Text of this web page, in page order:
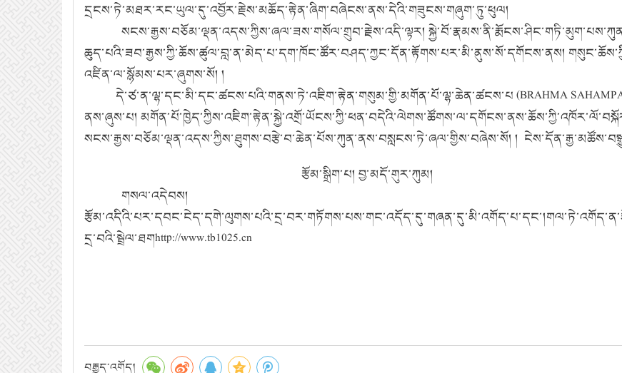
དྲངས་ཏེ་མཐར་རང་ཡུལ་དུ་འབྱོར་རྗེས་མཆོད་རྟེན་ཞིག་བཞེངས་ནས་དེའི་གཟུངས་གཞུག་ཏུ་ཕུལ།
སངས་རྒྱས་བཅོམ་ལྡན་འདས་ཀྱིས་ཞལ་ཟས་གསོལ་གྲུབ་རྗེས་འདི་ལྟར།
ཆུད་པའི་ཟབ་རྒྱས་ཀྱི་ཆོས་ཚུལ་བླ་ན་མེད་པ་དག་ཁོང་ཚོར་བཤད་ཀྱང་དོན་རྟོགས་པར་མི་ནུས་སོ་དགོངས་ནས།
འཛིན་ལ་སྙོམས་པར་ཞུགས་སོ། །
དེ་ཙ་ན་ལྷ་དང་མི་དང་ཚངས་པའི་གནས་ཏེ་འཇིག་རྟེན་གསུམ་གྱི་མགོན་པོ་ལྷ་ཆེན་ཚངས་པ (BRAHMA
ནས་ཞུས་པ།
སངས་རྒྱས་བཅོམ་ལྡན་འདས་ཀྱིས་ཐུགས་བརྩེ་བ་ཆེན་པོས་ཀུན་ནས་བསླངས་ཏེ་ཞལ་གྱིས་བཞེས་སོ། །
རྩོམ་སྒྲིག་པ། བྱ་མདོ་གུར་ཀུམ།
གསལ་འདེབས།
དྲ་བའི་སྦྲེལ་ཐགhttp://www.tb1025.cn
བརྒྱུད་འགོད།